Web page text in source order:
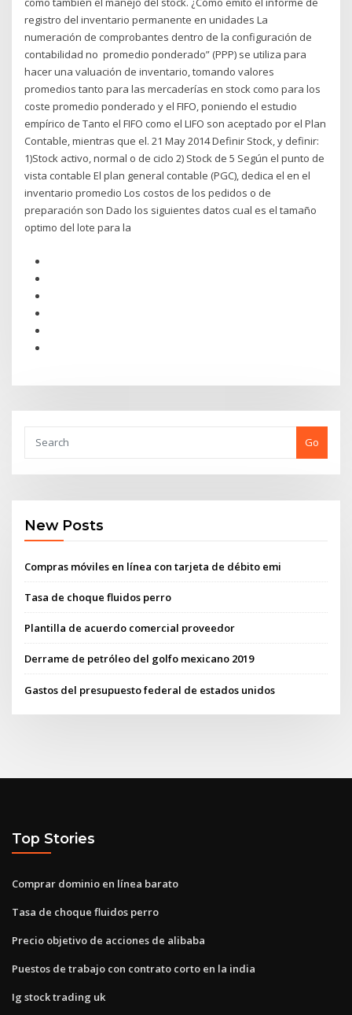
registro del inventario permanente en unidades La
numeración de comprobantes dentro de la configuración de
contabilidad no promedio ponderado” (PPP) se utiliza para
hacer una valuación de inventario, tomando valores
promedios tanto para las mercaderías en stock como para los
coste promedio ponderado y el FIFO, poniendo el estudio
empírico de Tanto el FIFO como el LIFO son aceptado por el Plan
Contable, mientras que el. 21 May 2014 Definir Stock, y definir:
1)Stock activo, normal o de ciclo 2) Stock de 5 Según el punto de
vista contable El plan general contable (PGC), dedica el en el
inventario promedio Los costos de los pedidos o de
preparación son Dado los siguientes datos cual es el tamaño
optimo del lote para la
Go
New Posts
Compras móviles en línea con tarjeta de débito emi
Tasa de choque fluidos perro
Plantilla de acuerdo comercial proveedor
Derrame de petróleo del golfo mexicano 2019
Gastos del presupuesto federal de estados unidos
Top Stories
Comprar dominio en línea barato
Tasa de choque fluidos perro
Precio objetivo de acciones de alibaba
Puestos de trabajo con contrato corto en la india
Ig stock trading uk